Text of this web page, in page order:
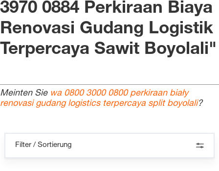
3970 0884 Perkiraan Biaya
Renovasi Gudang Logistik
Terpercaya Sawit Boyolali"
Meinten Sie wa 0800 3000 0800 perkiraan biały
renovasi gudang logistics terpercaya split boyolali?
Filter / Sortierung